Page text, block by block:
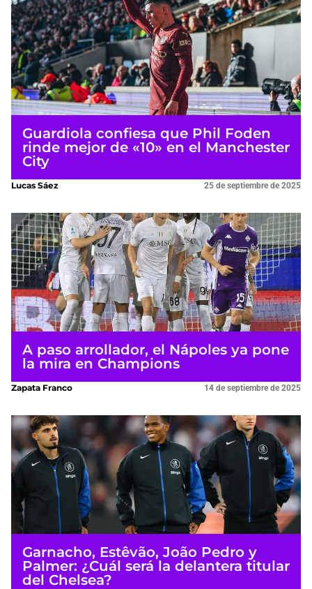
Guardiola confiesa que Phil Foden
rinde mejor de «10» en el Manchester
City
Lucas Sáez 25 de septiembre de 2025
A paso arrollador, el Nápoles ya pone
la mira en Champions
Zapata Franco 14 de septiembre de 2025
Garnacho, Estêvão, João Pedro y
Palmer: ¿Cuál será la delantera titular
del Chelsea?